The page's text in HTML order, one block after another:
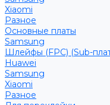
Xiaomi
Разное
Основные платы
Samsung
Шлейфы (FPC) (Sub-
Huawei
Samsung
Xiaomi
Разное